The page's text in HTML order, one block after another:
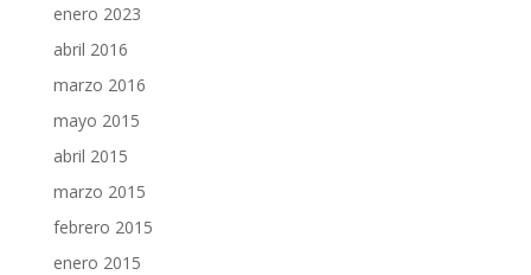
enero 2023
abril 2016
marzo 2016
mayo 2015
abril 2015
marzo 2015
febrero 2015
enero 2015